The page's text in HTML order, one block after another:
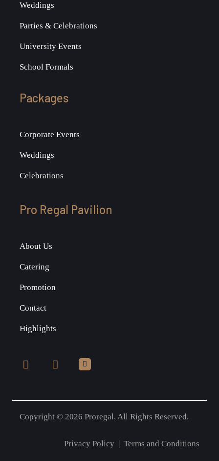
Weddings
Parties & Celebrations
University Events
School Formals
Packages
Corporate Events
Weddings
Celebrations
Pro Regal Pavilion
About Us
Catering
Promotion
Contact
Highlights
Copyright © 2026 Proregal, All Rights Reserved.
Privacy Policy | Terms and Conditions